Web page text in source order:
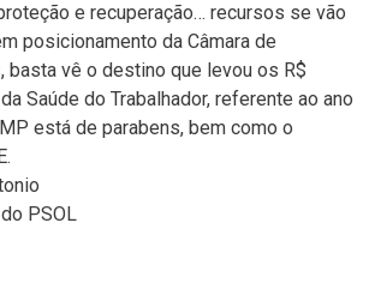
e recuperação… recursos se vão
posicionamento da Câmara de
basta vê o destino que levou os R$
Saúde do Trabalhador, referente ao ano
está de parabens, bem como o
PSOL